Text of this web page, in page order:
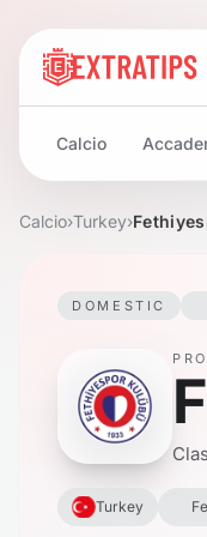
Calcio
Calcio›Turkey›
DOMESTIC
Turkey